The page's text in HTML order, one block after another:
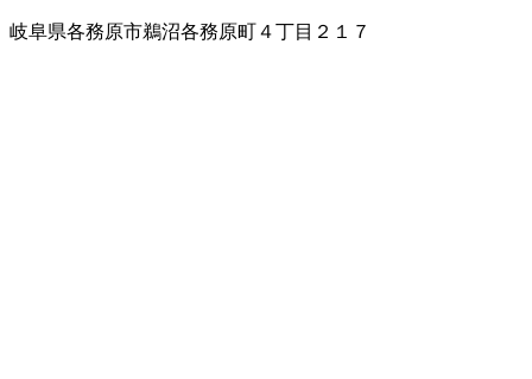
岐阜県各務原市鵜沼各務原町４丁目２１７